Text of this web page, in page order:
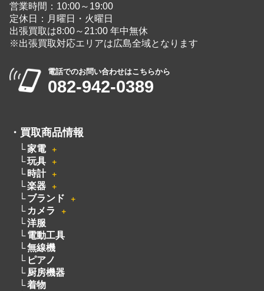
営業時間：10:00～19:00
定休日：月曜日・火曜日
出張買取は8:00～21:00 年中無休
※出張買取対応エリアは広島全域となります
電話でのお問い合わせはこちらから
082-942-0389
・ 買取商品情報
家電 ＋
玩具 ＋
時計 ＋
楽器 ＋
ブランド ＋
カメラ ＋
洋服
電動工具
無線機
ピアノ
厨房機器
着物